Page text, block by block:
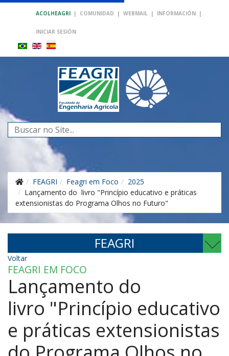
ACOLHEAGRI | COMUNIDAD | WEBMAIL | INFORMACIÓN |
INICIAR SESIÓN
Buscar...
FEAGRI Feagri em Foco
2025
Lançamento do livro "Princípio educativo e práticas
extensionistas do Programa Olhos no Futuro"
FEAGRI
Voltar
FEAGRI EM FOCO
Lançamento do
livro "Princípio educativo
e práticas extensionistas